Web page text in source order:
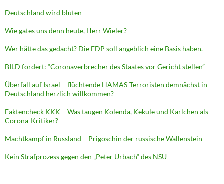
Deutschland wird bluten
Wie gates uns denn heute, Herr Wieler?
Wer hätte das gedacht? Die FDP soll angeblich eine Basis haben.
BILD fordert: “Coronaverbrecher des Staates vor Gericht stellen”
Überfall auf Israel – flüchtende HAMAS-Terroristen demnächst in
Deutschland herzlich willkommen?
Faktencheck KKK – Was taugen Kolenda, Kekule und Karlchen als
Corona-Kritiker?
Machtkampf in Russland – Prigoschin der russische Wallenstein
Kein Strafprozess gegen den „Peter Urbach“ des NSU